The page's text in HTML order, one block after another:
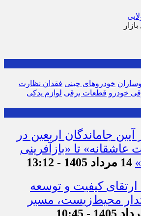
خودروهای چینی فقدان نظارت
خودرو قطعات برقی لوازم یدکی
جاماندگان اربعین در
عاشقانه» تا «بازآفرینی
14 مرداد 1405 - 13:12
کیفیت و توسعه
محیط‌زیست، مسیر